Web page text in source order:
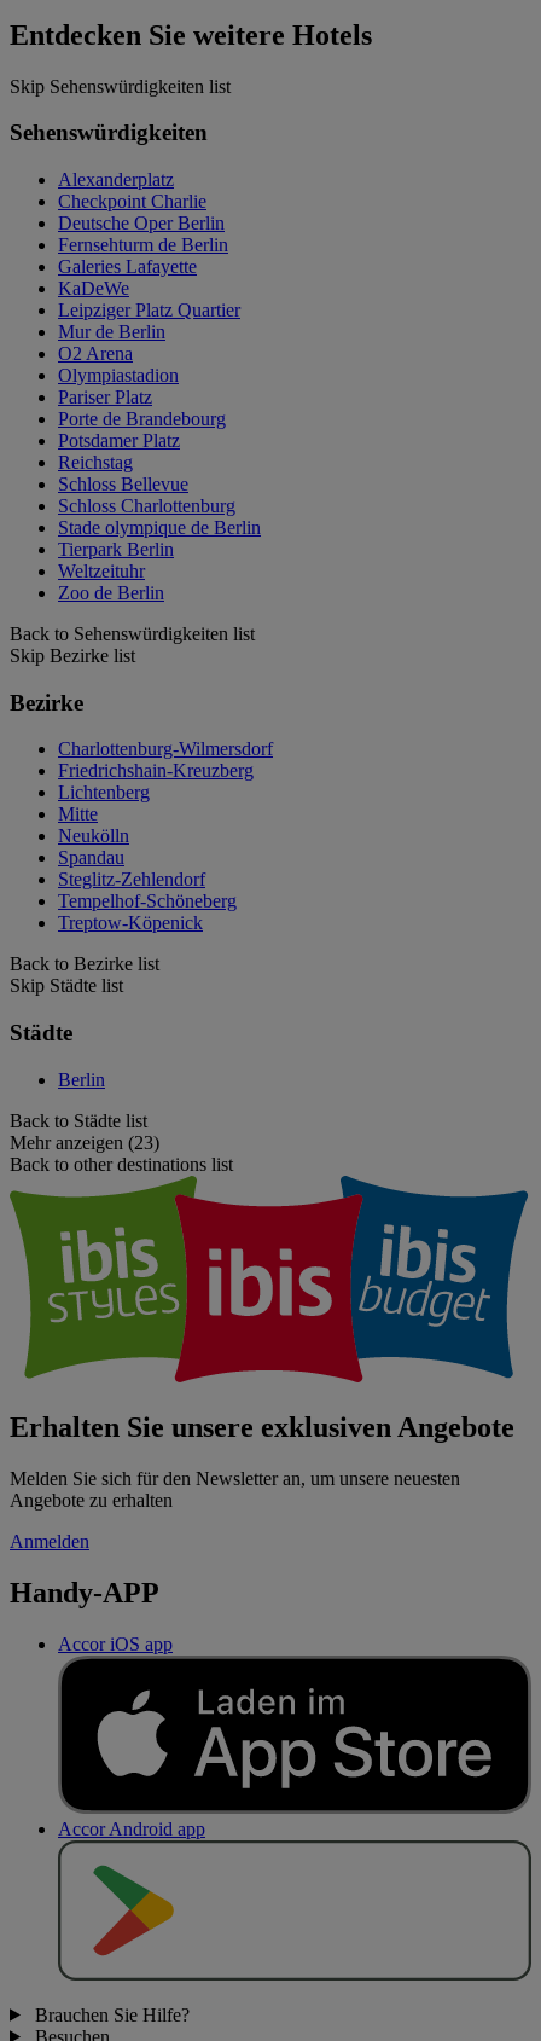
Entdecken Sie weitere Hotels
Skip Sehenswürdigkeiten list
Sehenswürdigkeiten
Alexanderplatz
Checkpoint Charlie
Deutsche Oper Berlin
Fernsehturm de Berlin
Galeries Lafayette
KaDeWe
Leipziger Platz Quartier
Mur de Berlin
O2 Arena
Olympiastadion
Pariser Platz
Porte de Brandebourg
Potsdamer Platz
Reichstag
Schloss Bellevue
Schloss Charlottenburg
Stade olympique de Berlin
Tierpark Berlin
Weltzeituhr
Zoo de Berlin
Back to Sehenswürdigkeiten list
Skip Bezirke list
Bezirke
Charlottenburg-Wilmersdorf
Friedrichshain-Kreuzberg
Lichtenberg
Mitte
Neukölln
Spandau
Steglitz-Zehlendorf
Tempelhof-Schöneberg
Treptow-Köpenick
Back to Bezirke list
Skip Städte list
Städte
Berlin
Back to Städte list
Mehr anzeigen (23)
Back to other destinations list
Erhalten Sie unsere exklusiven Angebote
Melden Sie sich für den Newsletter an, um unsere neuesten
Angebote zu erhalten
Anmelden
Handy-APP
Accor iOS app
Accor Android app
Brauchen Sie Hilfe?
Besuchen